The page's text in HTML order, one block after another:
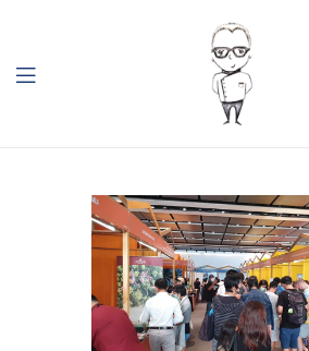
Cheese
Baron
Cheese
Baron